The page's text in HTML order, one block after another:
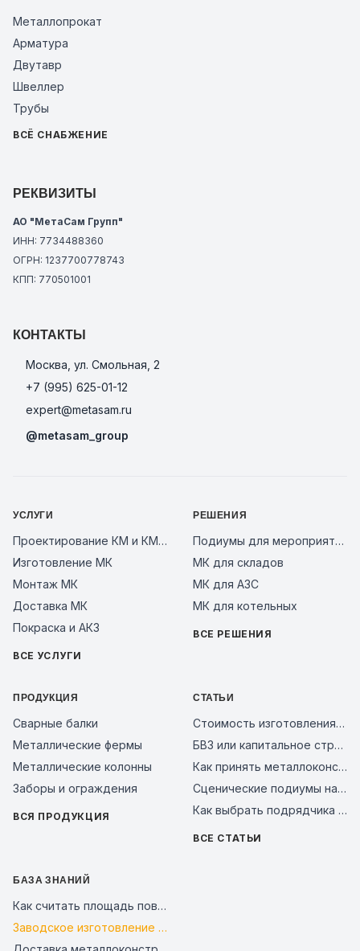
Металлопрокат
Арматура
Двутавр
Швеллер
Трубы
ВСЁ СНАБЖЕНИЕ
РЕКВИЗИТЫ
АО "МетаСам Групп"
ИНН: 7734488360
ОГРН: 1237700778743
КПП: 770501001
КОНТАКТЫ
Москва, ул. Смольная, 2
+7 (995) 625-01-12
expert@metasam.ru
@metasam_group
УСЛУГИ
Проектирование КМ и КМД
Изготовление МК
Монтаж МК
Доставка МК
Покраска и АКЗ
ВСЕ УСЛУГИ
РЕШЕНИЯ
Подиумы для мероприятий
МК для складов
МК для АЗС
МК для котельных
ВСЕ РЕШЕНИЯ
ПРОДУКЦИЯ
Сварные балки
Металлические фермы
Металлические колонны
Заборы и ограждения
ВСЯ ПРОДУКЦИЯ
СТАТЬИ
Стоимость изготовления металлоконструкций за тонну в 2026 году: из чего складывается цена и как сравнить предложения заводов
БВЗ или капитальное строительство: сравнение смет 2026
Как принять металлоконструкции на объекте: чек-лист входного контроля и типичные ошибки поставщиков в 2026 году
Сценические подиумы на металлическом каркасе: почему это надежное решение для мероприятий, бизнеса и уличных площадок
Как выбрать подрядчика на металлоконструкции в 2026 году: чек-лист проверки завода перед авансом
ВСЕ СТАТЬИ
БАЗА ЗНАНИЙ
Как считать площадь поверхности металлоконструкций для покраски и АКЗ
Заводское изготовление и контроль качества стальных конструкций